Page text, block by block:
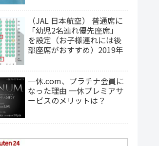
（JAL 日本航空） 普通席に
「幼児2名連れ優先座席」
を設定（お子様連れには後
部座席がおすすめ）2019年
一休.com、プラチナ会員に
なった理由 一休プレミアサ
ービスのメリットは？